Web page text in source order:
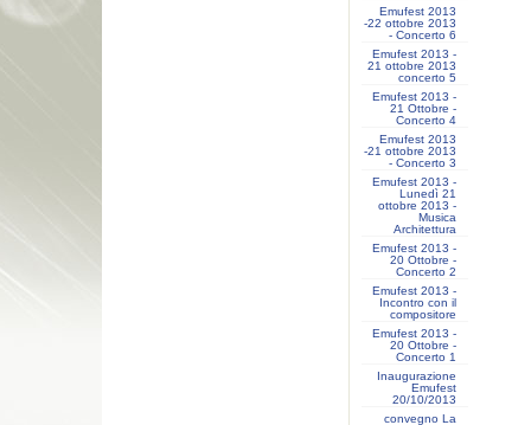
Emufest 2013
-22 ottobre 2013
- Concerto 6
Emufest 2013 -
21 ottobre 2013
concerto 5
Emufest 2013 -
21 Ottobre -
Concerto 4
Emufest 2013
-21 ottobre 2013
- Concerto 3
Emufest 2013 -
Lunedì 21
ottobre 2013 -
Musica
Architettura
Emufest 2013 -
20 Ottobre -
Concerto 2
Emufest 2013 -
Incontro con il
compositore
Emufest 2013 -
20 Ottobre -
Concerto 1
Inaugurazione
Emufest
20/10/2013
convegno La